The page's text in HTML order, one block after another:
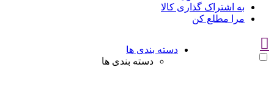
به اشتراک گذاری کالا
مرا مطلع کن
دسته بندی ها
دسته بندی ها